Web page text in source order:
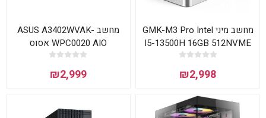
מחשב מיני GMK-M3 Pro Intel
I5-13500H 16GB 512NVME
WIN11 Pro
₪2,998
מחשב ASUS A3402WVAK-
WPC0020 AIO אסוס
₪2,999